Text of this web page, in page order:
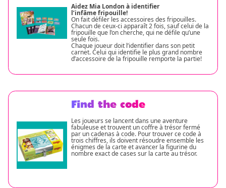
Aidez Mia London à identifier
l’infâme fripouille!
On fait défiler les accessoires des fripouilles.
Chacun de ceux-ci apparaît 2 fois, sauf celui de la
fripouille que l’on cherche, qui ne défile qu’une
seule fois.
Chaque joueur doit l’identifier dans son petit
carnet. Celui qui identifie le plus grand nombre
d’accessoire de la fripouille remporte la partie!
Find the code
Les joueurs se lancent dans une aventure
fabuleuse et trouvent un coffre à trésor fermé
par un cadenas à code. Pour trouver ce code à
trois chiffres, ils doivent résoudre ensemble les
énigmes de la carte et avancer la figurine du
nombre exact de cases sur la carte au trésor.